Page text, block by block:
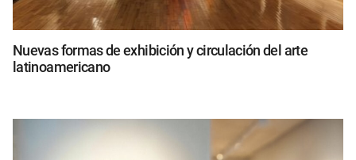
Nuevas formas de exhibición y circulación del arte
latinoamericano